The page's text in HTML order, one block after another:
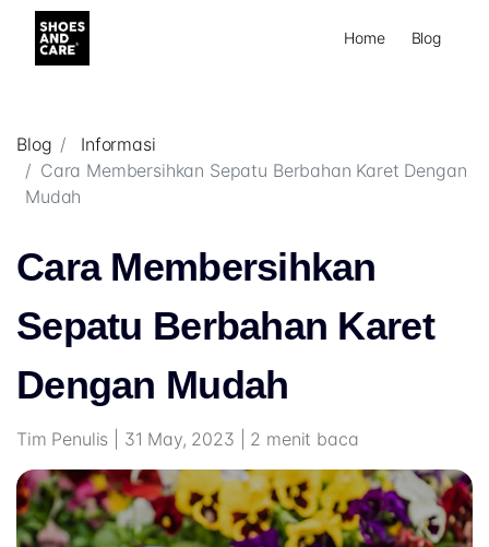
Home Blog
Blog
Informasi
Cara Membersihkan Sepatu Berbahan Karet Dengan
Mudah
Cara Membersihkan
Sepatu Berbahan Karet
Dengan Mudah
Tim Penulis | 31 May, 2023 | 2 menit baca